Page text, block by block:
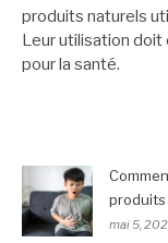
produits naturels
Leur utilisation
pour la santé.
produits
mai 5,